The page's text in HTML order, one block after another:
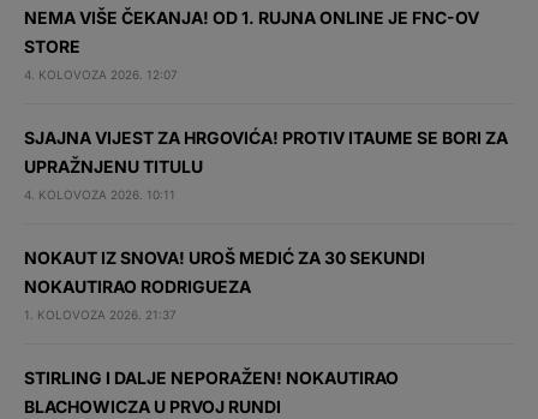
NEMA VIŠE ČEKANJA! OD 1. RUJNA ONLINE JE FNC-OV
STORE
4. KOLOVOZA 2026. 12:07
SJAJNA VIJEST ZA HRGOVIĆA! PROTIV ITAUME SE BORI ZA
UPRAŽNJENU TITULU
4. KOLOVOZA 2026. 10:11
NOKAUT IZ SNOVA! UROŠ MEDIĆ ZA 30 SEKUNDI
NOKAUTIRAO RODRIGUEZA
1. KOLOVOZA 2026. 21:37
STIRLING I DALJE NEPORAŽEN! NOKAUTIRAO
BLACHOWICZA U PRVOJ RUNDI